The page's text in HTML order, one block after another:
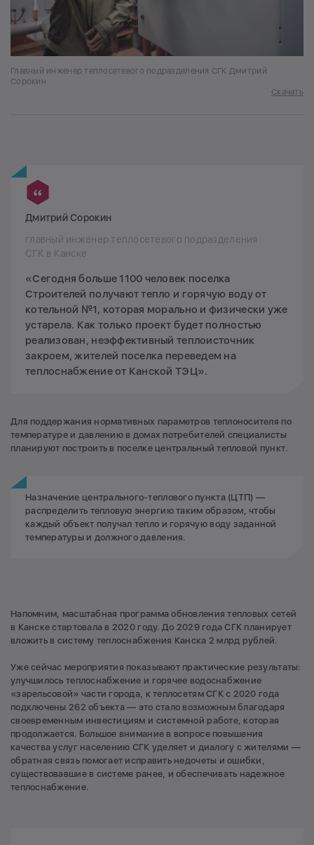
Главный инженер теплосетевого подразделения СГК Дмитрий
Сорокин
Скачать
Дмитрий Сорокин
главный инженер теплосетевого подразделения
СГК в Канске
«Сегодня больше 1100 человек поселка
Строителей получают тепло и горячую воду от
котельной №1, которая морально и физически уже
устарела. Как только проект будет полностью
реализован, неэффективный теплоисточник
закроем, жителей поселка переведем на
теплоснабжение от Канской ТЭЦ».
Для поддержания нормативных параметров теплоносителя по
температуре и давлению в домах потребителей специалисты
планируют построить в поселке центральный тепловой пункт.
Назначение центрального-теплового пункта (ЦТП) —
распределить тепловую энергию таким образом, чтобы
каждый объект получал тепло и горячую воду заданной
температуры и должного давления.
Напомним, масштабная программа обновления тепловых сетей
в Канске стартовала в 2020 году. До 2029 года СГК планирует
вложить в систему теплоснабжения Канска 2 млрд рублей.
Уже сейчас мероприятия показывают практические результаты:
улучшилось теплоснабжение и горячее водоснабжение
«зарельсовой» части города, к теплосетям СГК с 2020 года
подключены 262 объекта — это стало возможным благодаря
своевременным инвестициям и системной работе, которая
продолжается. Большое внимание в вопросе повышения
качества услуг населению СГК уделяет и диалогу с жителями —
обратная связь помогает исправить недочеты и ошибки,
существовавшие в системе ранее, и обеспечивать надежное
теплоснабжение.